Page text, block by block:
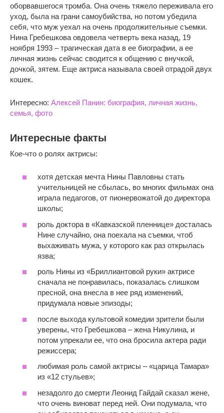
оборвавшегося тромба. Она очень тяжело переживала его
уход, была на грани самоубийства, но потом убедила
себя, что муж уехал на очень продолжительные съемки.
Нина Гребешкова овдовела четверть века назад, 19
ноября 1993 – трагическая дата в ее биографии, а ее
личная жизнь сейчас сводится к общению с внучкой,
дочкой, зятем. Еще актриса называла своей отрадой двух
кошек.
Интересно: Алексей Панин: биография, личная жизнь,
семья, фото
Интересные факты
Кое-что о ролях актрисы:
хотя детская мечта Нины Павловны стать
учительницей не сбылась, во многих фильмах она
играла педагогов, от пионервожатой до директора
школы;
роль доктора в «Кавказской пленнице» досталась
Нине случайно, она поехала на съемки, чтоб
выхаживать мужа, у которого как раз открылась
язва;
роль Нины из «Бриллиантовой руки» актрисе
сначала не понравилась, показалась слишком
пресной, она внесла в нее ряд изменений,
придумала новые эпизоды;
после выхода культовой комедии зрители были
уверены, что Гребешкова – жена Никулина, и
потом упрекали ее, что она бросила актера ради
режиссера;
любимая роль самой актрисы – «царица Тамара»
из «12 стульев»;
незадолго до смерти Леонид Гайдай сказал жене,
что очень виноват перед ней. Они подумала, что